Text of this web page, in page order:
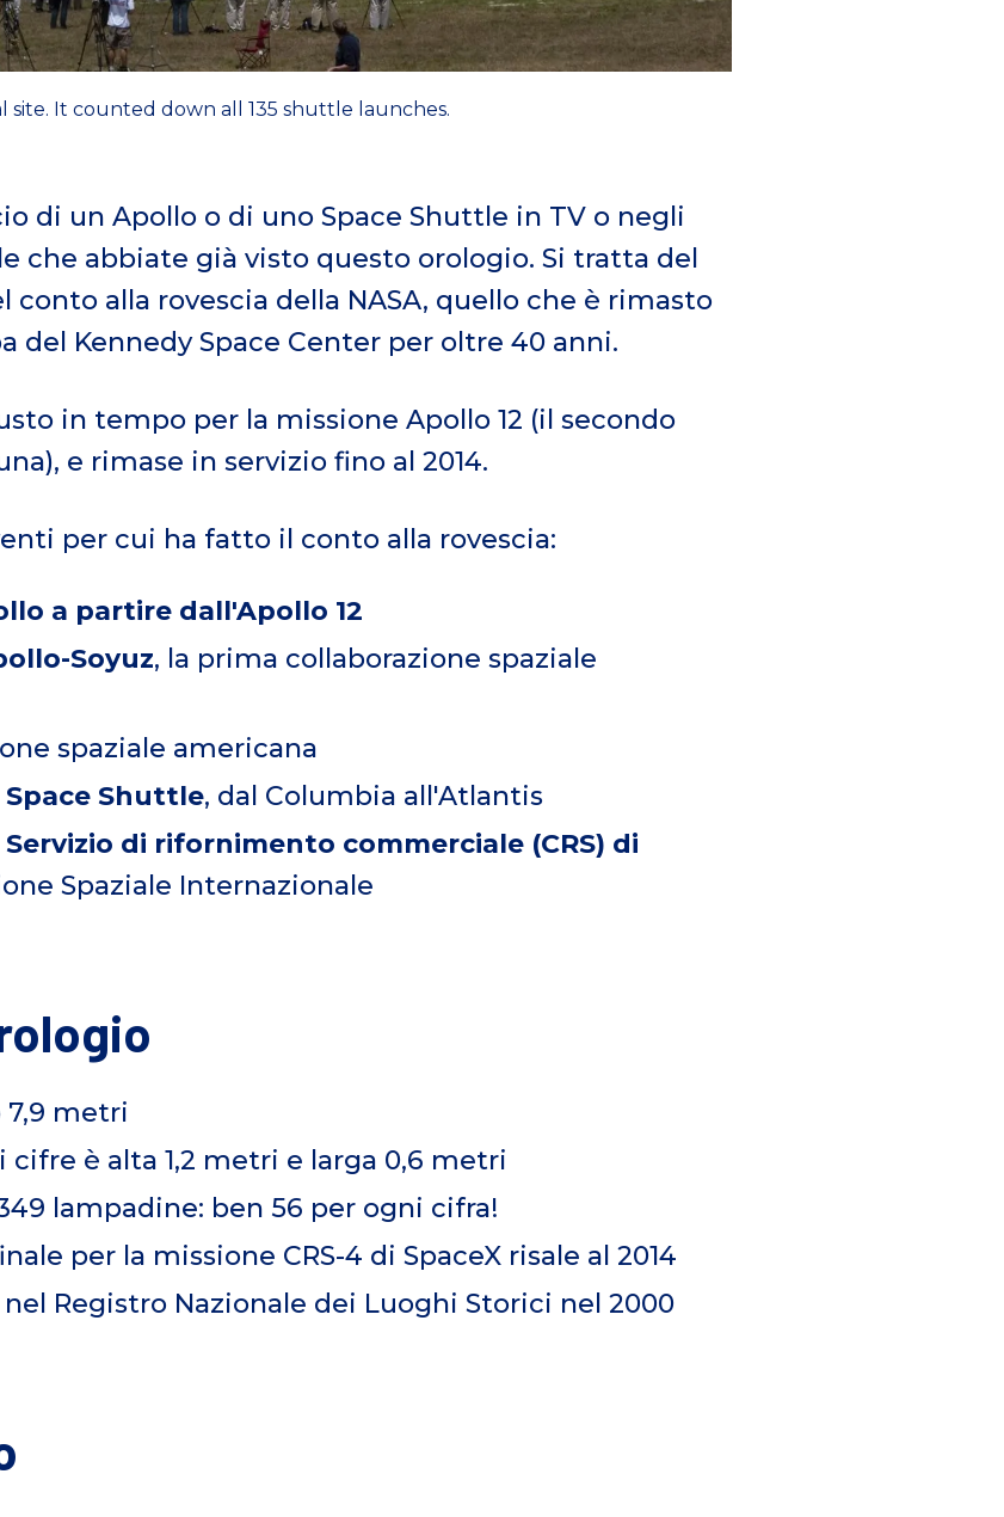
It counted down all 135 shuttle launches.
di un Apollo o di uno Space Shuttle in TV o negli
che abbiate già visto questo orologio. Si tratta del
alla rovescia della NASA, quello che è rimasto
del Kennedy Space Center per oltre 40 anni.
in tempo per la missione Apollo 12 (il secondo
e rimase in servizio fino al 2014.
per cui ha fatto il conto alla rovescia:
a partire dall'Apollo 12
Soyuz, la prima collaborazione spaziale
spaziale americana
Shuttle, dal Columbia all'Atlantis
di rifornimento commerciale (CRS) di
Spaziale Internazionale
7,9 metri
cifre è alta 1,2 metri e larga 0,6 metri
lampadine: ben 56 per ogni cifra!
per la missione CRS-4 di SpaceX risale al 2014
Registro Nazionale dei Luoghi Storici nel 2000